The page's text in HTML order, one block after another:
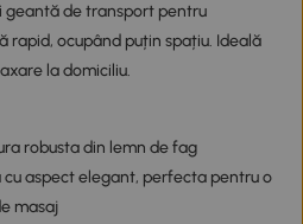
geantă de transport pentru
rapid, ocupând puțin spațiu. Ideală
la domiciliu.
robusta din lemn de fag
cu aspect elegant, perfecta pentru o
masaj